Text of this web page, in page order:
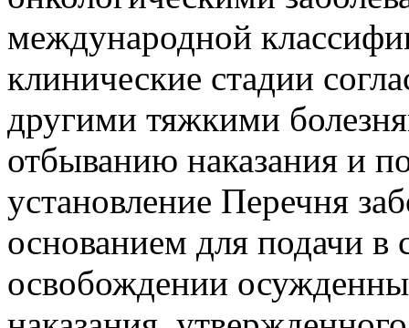
международной
клинические стадии
другими тяжкими
отбыванию наказания и
установление Перечня
основанием для подачи в
освобождении